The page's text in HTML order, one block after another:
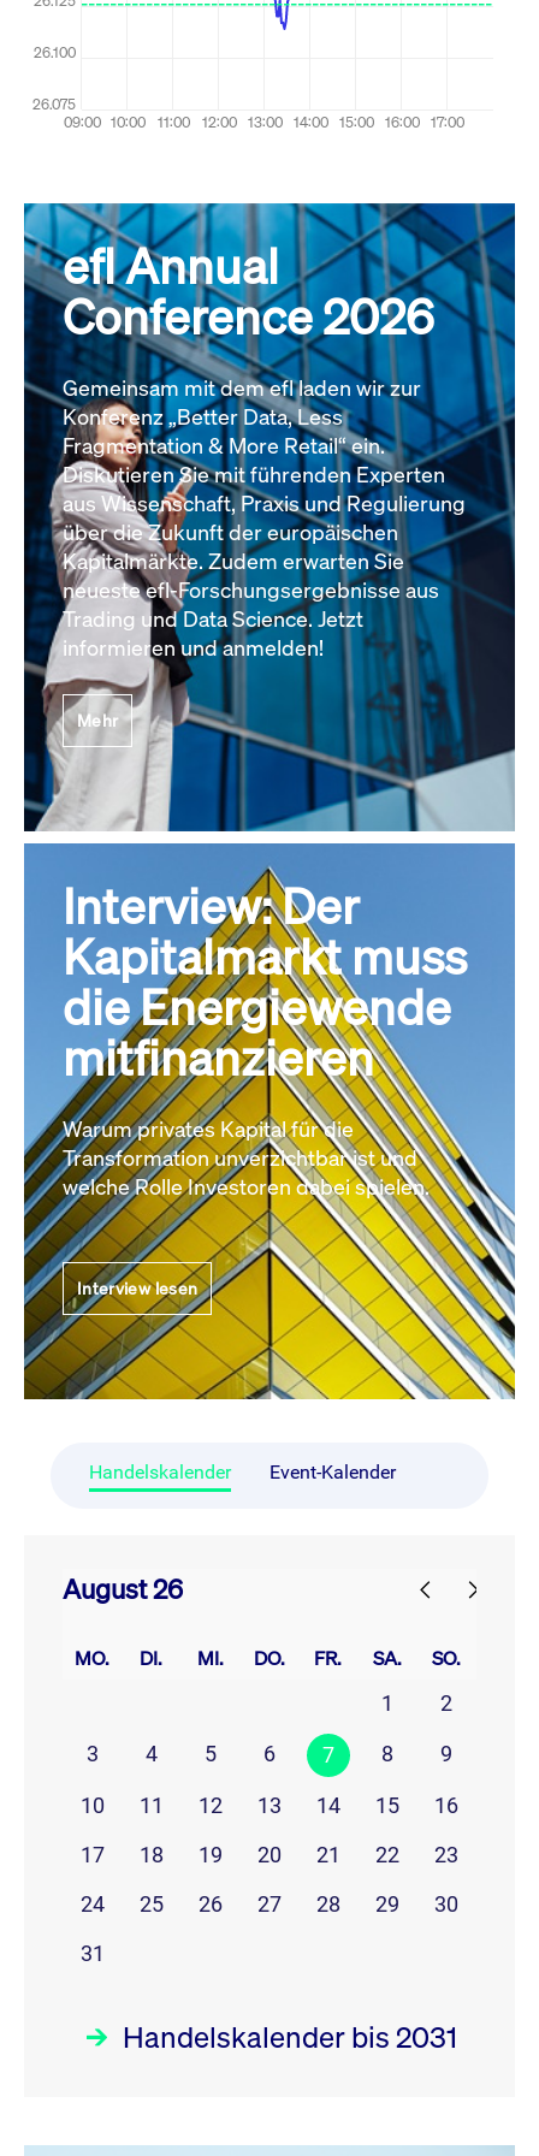
efl Annual
Conference 2026
Gemeinsam mit dem efl laden wir zur
Konferenz „Better Data, Less
Fragmentation & More Retail“ ein.
Diskutieren Sie mit führenden Experten
aus Wissenschaft, Praxis und Regulierung
über die Zukunft der europäischen
Kapitalmärkte. Zudem erwarten Sie
neueste efl-Forschungsergebnisse aus
Trading und Data Science. Jetzt
informieren und anmelden!
Mehr
Interview: Der
Kapitalmarkt muss
die Energiewende
mitfinanzieren
Warum privates Kapital für die
Transformation unverzichtbar ist und
welche Rolle Investoren dabei spielen.
Interview lesen
Handelskalender Event-Kalender
August 26
MO. DI. MI. DO. FR. SA. SO.
1
2
3
4 5 6 7 8 9
10 11 12 13 14 15
16
17
18 19 20 21 22
23
24
25 26 27 28 29
30
31
Handelskalender bis 2031